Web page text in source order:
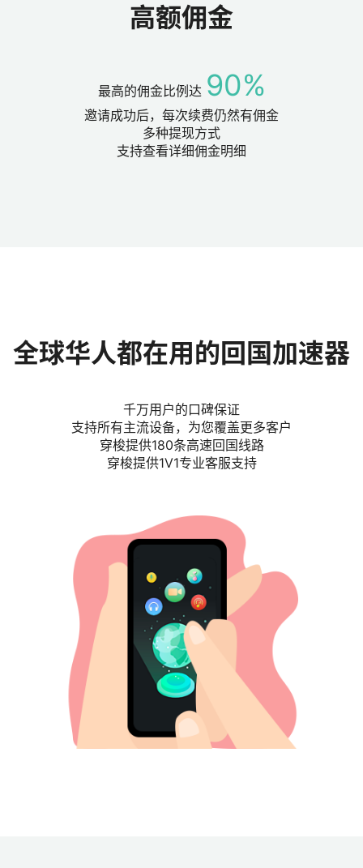
高额佣金
最高的佣金比例达 90%
邀请成功后，每次续费仍然有佣金
多种提现方式
支持查看详细佣金明细
全球华人都在用的回国加速器
千万用户的口碑保证
支持所有主流设备，为您覆盖更多客户
穿梭提供180条高速回国线路
穿梭提供1V1专业客服支持